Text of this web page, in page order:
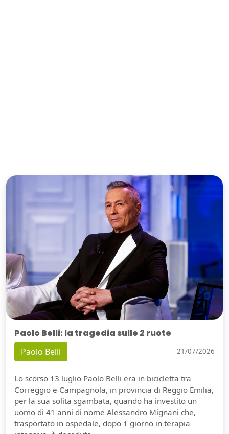
Paolo Belli: la tragedia sulle 2 ruote
Paolo Belli 21/07/2026
Lo scorso 13 luglio Paolo Belli era in bicicletta tra
Correggio e Campagnola, in provincia di Reggio Emilia,
per la sua solita sgambata, quando ha investito un
uomo di 41 anni di nome Alessandro Mignani che,
trasportato in ospedale, dopo 1 giorno in terapia